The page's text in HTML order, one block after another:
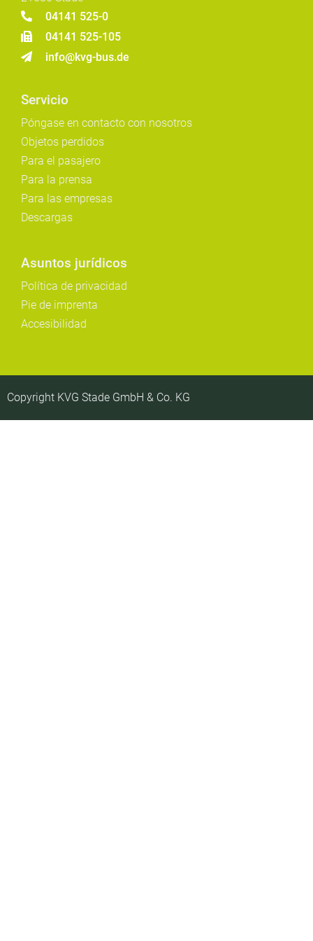
04141 525-0
04141 525-105
info@kvg-bus.de
Servicio
Póngase en contacto con nosotros
Objetos perdidos
Para el pasajero
Para la prensa
Para las empresas
Descargas
Asuntos jurídicos
Política de privacidad
Pie de imprenta
Accesibilidad
Copyright KVG Stade GmbH & Co. KG